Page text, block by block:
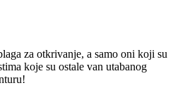
za otkrivanje, a samo oni koji su
koje su ostale van utabanog